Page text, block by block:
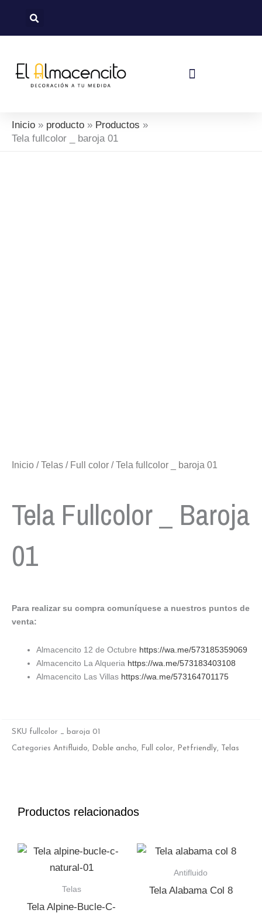
Inicio producto
Productos
Tela fullcolor _ baroja 01
Inicio /Telas / Full color / Tela fullcolor _ baroja 01
Tela Fullcolor _ Baroja
01
Para realizar su compra comuníquese a nuestros puntos de
venta:
Almacencito 12 de Octubre https://wa.me/573185359069
Almacencito La Alqueria https://wa.me/573183403108
Almacencito Las Villas https://wa.me/573164701175
SKU fullcolor _ baroja 01
Categories Antifluido Doble ancho Full color Petfriendly Telas
Productos relacionados
Telas
Tela Alpine-Bucle-C-
Antifluido
Tela Alabama Col 8